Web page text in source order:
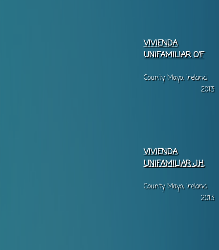
VIVIENDA
UNIFAMILIAR O'F
County Mayo, Ireland
2013
VIVIENDA
UNIFAMILIAR J.H.
County Mayo, Ireland
2013